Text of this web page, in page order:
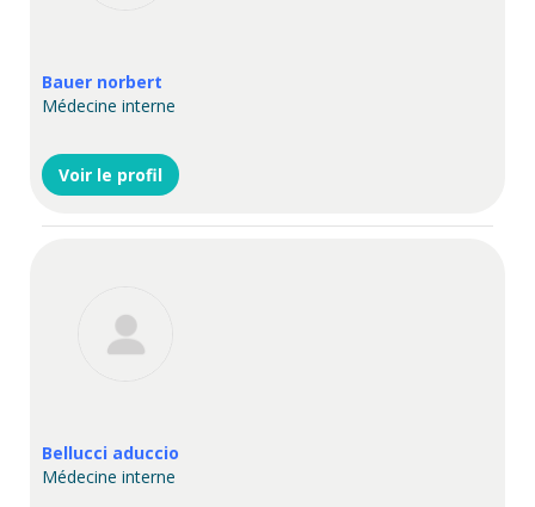
Bauer norbert
Médecine interne
Voir le profil
Bellucci aduccio
Médecine interne